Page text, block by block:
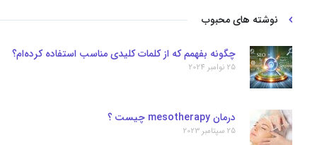
نوشته های محبوب
چگونه بفهمم که از کلمات کلیدی مناسب استفاده کرده‌ام؟
25 نوامبر 2024
درمان mesotherapy چیست ؟
25 سپتامبر 2023